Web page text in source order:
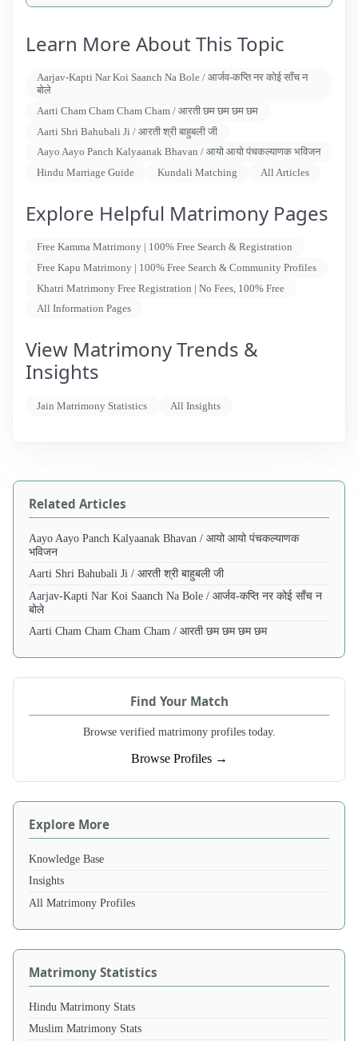
Learn More About This Topic
Aarjav-Kapti Nar Koi Saanch Na Bole / आर्जव-कप्ति नर कोई साँच न
बोले
Aarti Cham Cham Cham Cham / आरती छम छम छम छम
Aarti Shri Bahubali Ji / आरती श्री बाहुबली जी
Aayo Aayo Panch Kalyaanak Bhavan / आयो आयो पंचकल्याणक भविजन
Hindu Marriage Guide
Kundali Matching All Articles
Explore Helpful Matrimony Pages
Free Kamma Matrimony | 100% Free Search & Registration
Free Kapu Matrimony | 100% Free Search & Community Profiles
Khatri Matrimony Free Registration | No Fees, 100% Free
All Information Pages
View Matrimony Trends &
Insights
Jain Matrimony Statistics All Insights
Related Articles
Aayo Aayo Panch Kalyaanak Bhavan / आयो आयो पंचकल्याणक
भविजन
Aarti Shri Bahubali Ji / आरती श्री बाहुबली जी
Aarjav-Kapti Nar Koi Saanch Na Bole / आर्जव-कप्ति नर कोई साँच न
बोले
Aarti Cham Cham Cham Cham / आरती छम छम छम छम
Find Your Match
Browse verified matrimony profiles today.
Browse Profiles →
Explore More
Knowledge Base
Insights
All Matrimony Profiles
Matrimony Statistics
Hindu Matrimony Stats
Muslim Matrimony Stats